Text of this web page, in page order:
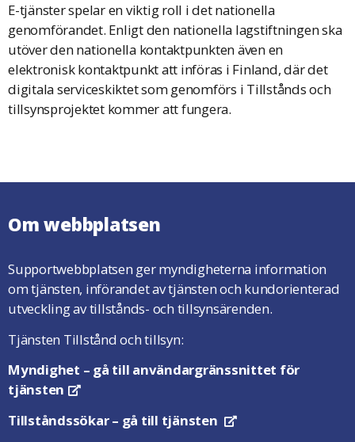
E-tjänster spelar en viktig roll i det nationella
genomförandet. Enligt den nationella lagstiftningen ska
utöver den nationella kontaktpunkten även en
elektronisk kontaktpunkt att införas i Finland, där det
digitala serviceskiktet som genomförs i Tillstånds och
tillsynsprojektet kommer attfungera.
Om webbplatsen
Supportwebbplatsen ger myndigheterna information
om tjänsten, införandet av tjänsten och kundorienterad
utveckling av tillstånds- och tillsynsärenden.
Tjänsten Tillstånd och tillsyn:
Myndighet – gå till användargränssnittet för
tjänsten
Öppnas i en ny flik
Tillståndssökar– gå till tjänsten Öppnas i en ny flik